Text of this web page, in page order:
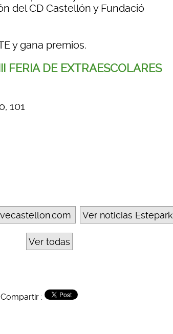
n del CD Castellón y Fundació
y gana premios.
FERIA DE EXTRAESCOLARES
101
Ver noticias Estepark
Ver todas
Compartir :